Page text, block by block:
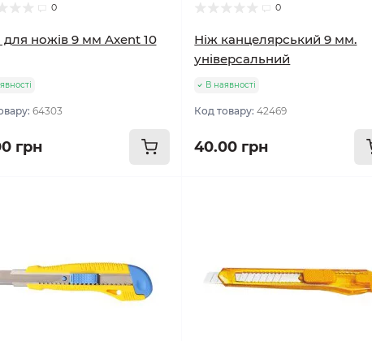
0
для ножів 9 мм Axent 10
64303
грн
0
Ніж канцелярський 9 мм.
універсальний
В наявності
Код товару:42469
40.00 грн